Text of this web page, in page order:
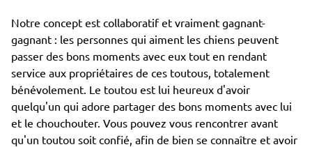
Notre concept est collaboratif et vraiment gagnant-
gagnant : les personnes qui aiment les chiens peuvent
passer des bons moments avec eux tout en rendant
service aux propriétaires de ces toutous, totalement
bénévolement. Le toutou est lui heureux d'avoir
quelqu'un qui adore partager des bons moments avec lui
et le chouchouter. Vous pouvez vous rencontrer avant
qu'un toutou soit confié, afin de bien se connaître et avoir